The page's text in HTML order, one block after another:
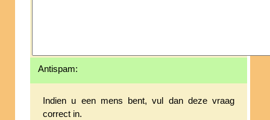
Antispam:
Indien u een mens bent, vul dan deze vraag
correct in.